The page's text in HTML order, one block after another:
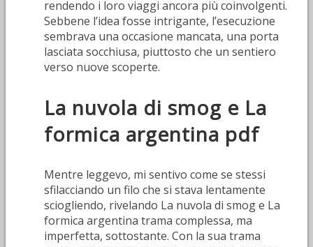
rendendo i loro viaggi ancora più coinvolgenti.
Sebbene l’idea fosse intrigante, l’esecuzione
sembrava una occasione mancata, una porta
lasciata socchiusa, piuttosto che un sentiero
verso nuove scoperte.
La nuvola di smog e La
formica argentina pdf
Mentre leggevo, mi sentivo come se stessi
sfilacciando un filo che si stava lentamente
sciogliendo, rivelando La nuvola di smog e La
formica argentina trama complessa, ma
imperfetta, sottostante. Con la sua trama